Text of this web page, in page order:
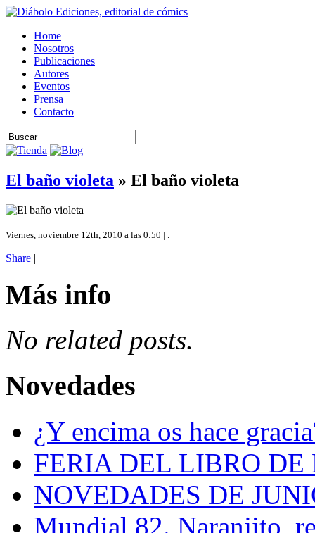
Home
Nosotros
Publicaciones
Autores
Eventos
Prensa
Contacto
El baño violeta » El baño violeta
Viernes, noviembre 12th, 2010 a las 0:50 | .
Share |
Más info
No related posts.
Novedades
¿Y encima os hace
FERIA DEL LIBRO
NOVEDADES DE
Mundial 82. Naranjito,